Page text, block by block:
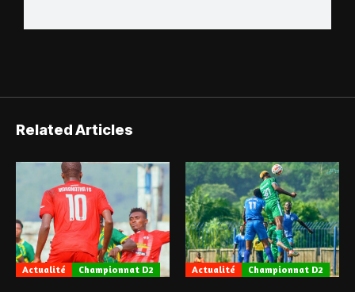
Related Articles
Actualité Championnat D2 Actualité Championnat D2